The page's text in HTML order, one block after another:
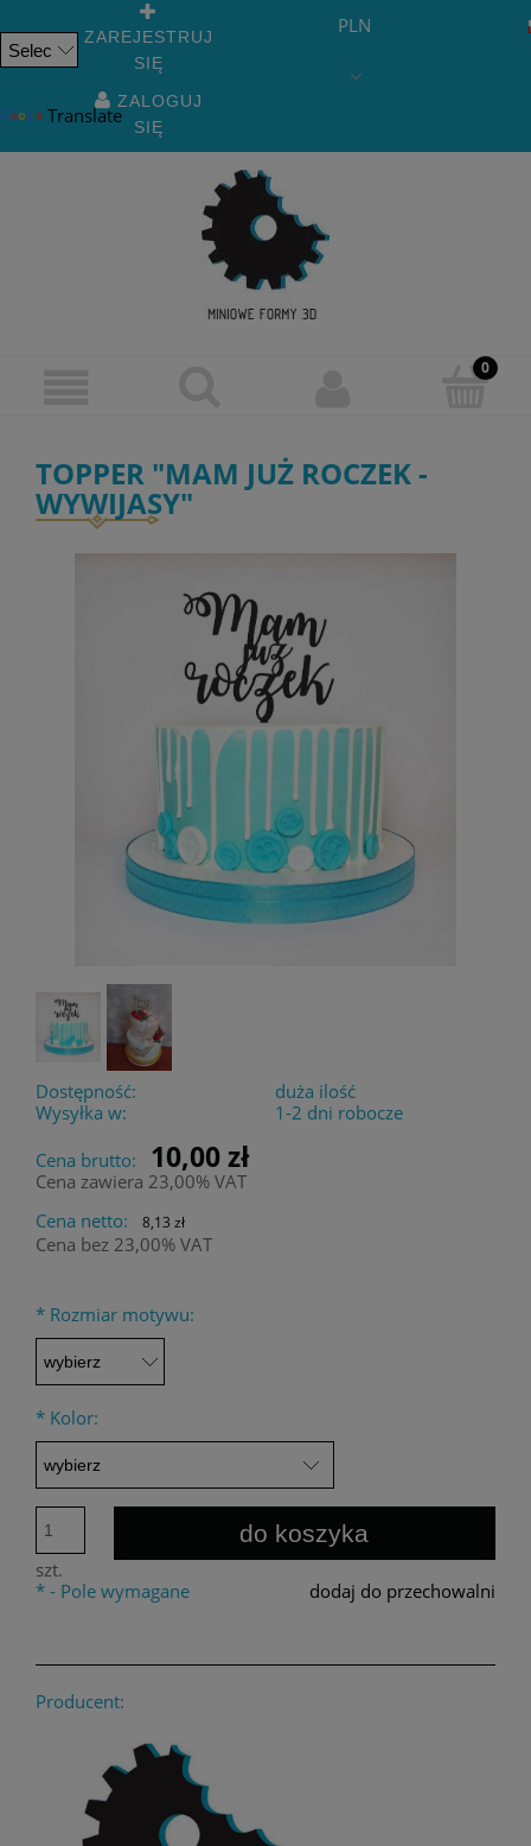
Translate
ZAREJESTRUJ
SIĘ
ZALOGUJ
SIĘ
PLN
TOPPER "MAM JUŻ ROCZEK -
WYWIJASY"
Dostępność:
duża ilość
Wysyłka w:
1-2 dni robocze
Cena brutto:
10,00 zł
Cena zawiera 23,00% VAT
Cena netto:
8,13 zł
Cena bez 23,00% VAT
* Rozmiar motywu:
* Kolor:
szt.
do koszyka
dodaj do przechowalni
* - Pole wymagane
Producent: